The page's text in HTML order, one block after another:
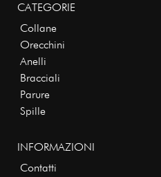
CATEGORIE
Collane
Orecchini
Anelli
Bracciali
Parure
Spille
INFORMAZIONI
Contatti